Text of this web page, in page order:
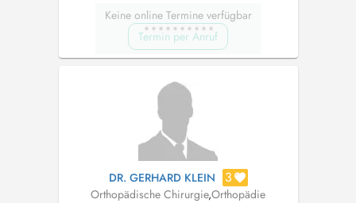
Keine online Termine verfügbar
Termin per Anruf
DR. GERHARD KLEIN 3
Orthopädische Chirurgie,Orthopädie